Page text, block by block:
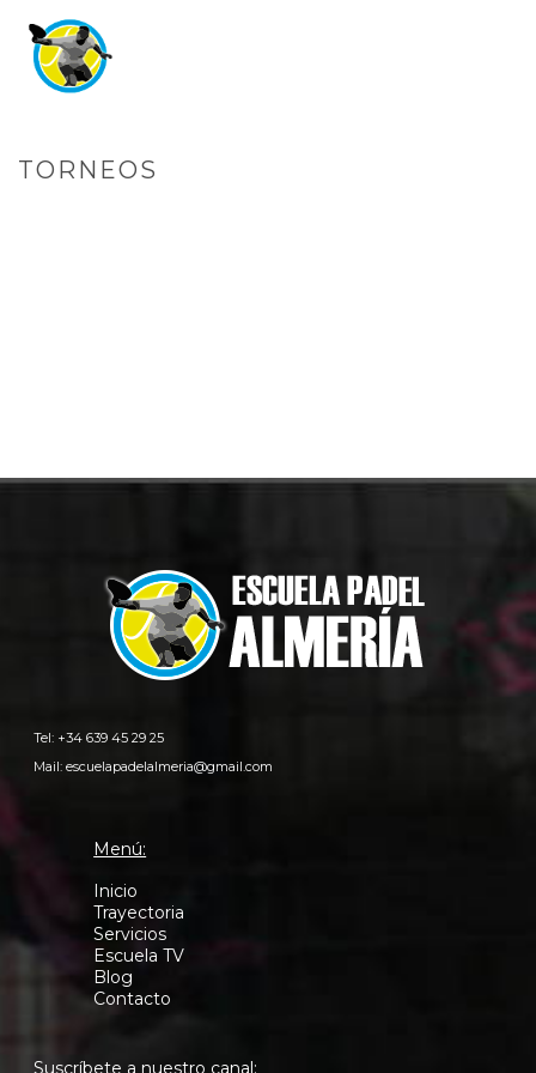
TORNEOS
Tel: +34 639 45 29 25
Mail:escuelapadelalmeria@gmail.com
Menú:
Inicio
Trayectoria
Servicios
Escuela TV
Blog
Contacto
Suscríbete a nuestro canal: